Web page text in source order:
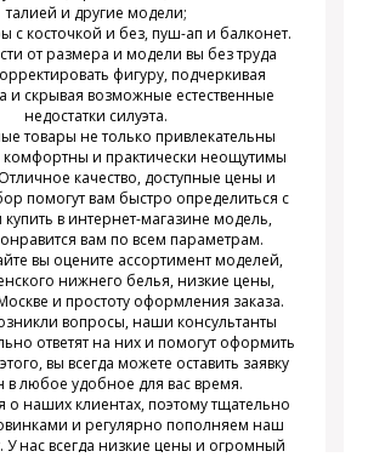
талией и другие модели;
с косточкой и без, пуш-ап и балконет.
от размера и модели вы без труда
фигуру, подчеркивая
и скрывая возможные естественные
недостатки силуэта.
товары не только привлекательны
и практически неощутимы
качество, доступные цены и
помогут вам быстро определиться с
в интернет-магазине модель,
вам по всем параметрам.
вы оцените ассортимент моделей,
нижнего белья, низкие цены,
и простоту оформления заказа.
вопросы, наши консультанты
ответят на них и помогут оформить
вы всегда можете оставить заявку
в любое удобное для вас время.
о наших клиентах, поэтому тщательно
и регулярно пополняем наш
У нас всегда низкие цены и огромный